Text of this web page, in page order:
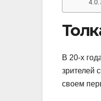
В 20-х
зрителей
своем